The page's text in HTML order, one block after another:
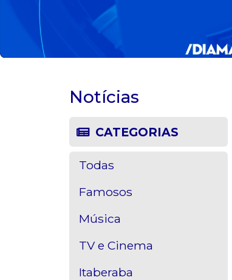
Notícias
CATEGORIAS
Todas
Famosos
Música
TV e Cinema
Itaberaba